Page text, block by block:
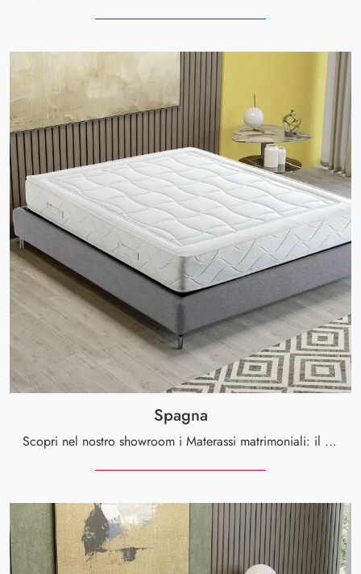
Spagna
Scopri nel nostro showroom i Materassi matrimoniali: il modello Spagna in memory foam ti aspetta per assicurarti il sonno più profondo.